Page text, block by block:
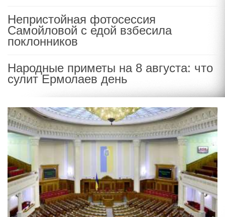
Непристойная фотосессия
Самойловой с едой взбесила
поклонников
Народные приметы на 8 августа: что
сулит Ермолаев день